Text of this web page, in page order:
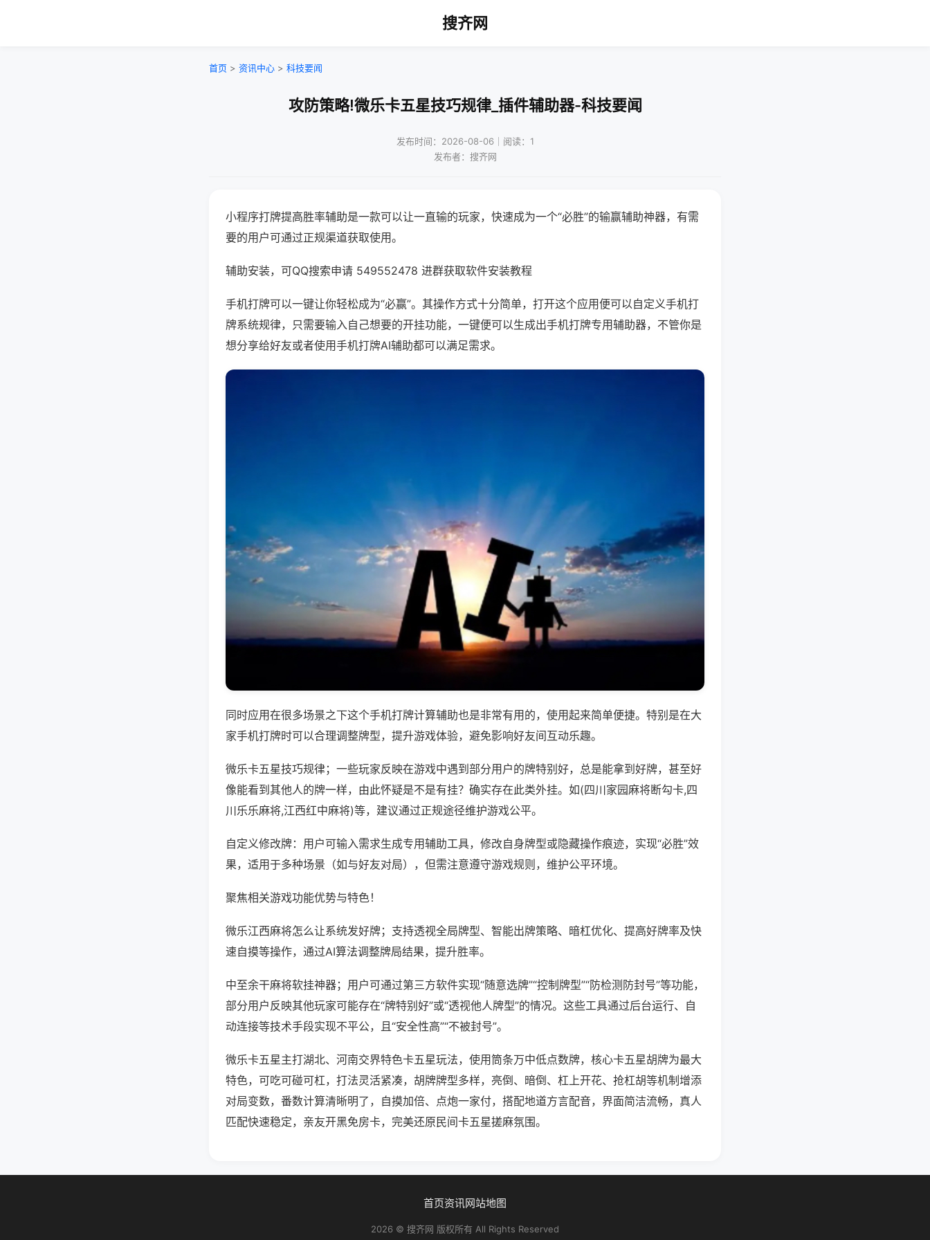
搜齐网
首页 > 资讯中心 > 科技要闻
攻防策略!微乐卡五星技巧规律_插件辅助器-科技要闻
发布时间：2026-08-06｜阅读：1
发布者：搜齐网
小程序打牌提高胜率辅助是一款可以让一直输的玩家，快速成为一个“必胜”的输赢辅助神器，有需
要的用户可通过正规渠道获取使用。
辅助安装，可QQ搜索申请 549552478 进群获取软件安装教程
手机打牌可以一键让你轻松成为“必赢”。其操作方式十分简单，打开这个应用便可以自定义手机打
牌系统规律，只需要输入自己想要的开挂功能，一键便可以生成出手机打牌专用辅助器，不管你是
想分享给好友或者使用手机打牌AI辅助都可以满足需求。
同时应用在很多场景之下这个手机打牌计算辅助也是非常有用的，使用起来简单便捷。特别是在大
家手机打牌时可以合理调整牌型，提升游戏体验，避免影响好友间互动乐趣。
微乐卡五星技巧规律；一些玩家反映在游戏中遇到部分用户的牌特别好，总是能拿到好牌，甚至好
像能看到其他人的牌一样，由此怀疑是不是有挂？确实存在此类外挂。如(四川家园麻将断勾卡,四
川乐乐麻将,江西红中麻将)等，建议通过正规途径维护游戏公平。
自定义修改牌：用户可输入需求生成专用辅助工具，修改自身牌型或隐藏操作痕迹，实现“必胜”效
果，适用于多种场景（如与好友对局），但需注意遵守游戏规则，维护公平环境。
聚焦相关游戏功能优势与特色！
微乐江西麻将怎么让系统发好牌；支持透视全局牌型、智能出牌策略、暗杠优化、提高好牌率及快
速自摸等操作，通过AI算法调整牌局结果，提升胜率。
中至余干麻将软挂神器；用户可通过第三方软件实现“随意选牌”“控制牌型”“防检测防封号”等功能，
部分用户反映其他玩家可能存在“牌特别好”或“透视他人牌型”的情况。这些工具通过后台运行、自
动连接等技术手段实现不平公，且“安全性高”“不被封号”。
微乐卡五星主打湖北、河南交界特色卡五星玩法，使用筒条万中低点数牌，核心卡五星胡牌为最大
特色，可吃可碰可杠，打法灵活紧凑，胡牌牌型多样，亮倒、暗倒、杠上开花、抢杠胡等机制增添
对局变数，番数计算清晰明了，自摸加倍、点炮一家付，搭配地道方言配音，界面简洁流畅，真人
匹配快速稳定，亲友开黑免房卡，完美还原民间卡五星搓麻氛围。
首页资讯网站地图
2026 © 搜齐网 版权所有 All Rights Reserved